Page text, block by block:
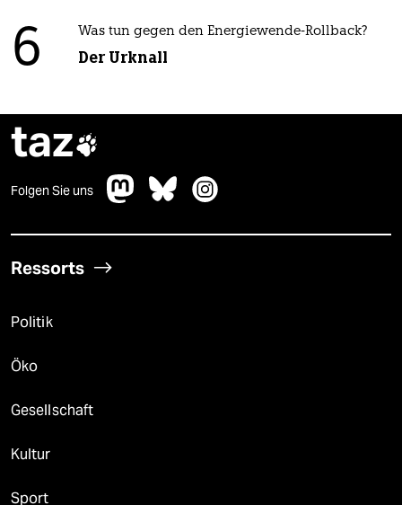
6 Was tun gegen den Energiewende-Rollback?
Der Urknall
taz
Folgen Sie uns
Ressorts
Politik
Öko
Gesellschaft
Kultur
Sport